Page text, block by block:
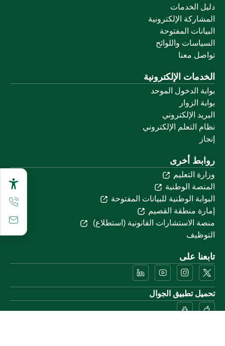
دليل الخدمات
المشاركة الإلكترونية
البيانات المفتوحة
السياسات واللوائح
تواصل معنا
الخدمات الإلكترونية
بوابة الدخول الموحد
بوابة الزوار
البريد الإلكتروني
نظام التعلم الإلكتروني
إنجاز
روابط أخرى
وزارة التعليم
المنصة الوطنية
البوابة الوطنية للبيانات المفتوحة
إمارة منطقة القصيم
منصة الاستشارات القانونية (استطلاع)
التوظيف
تابعنا على
تحميل تطبيق الجوال